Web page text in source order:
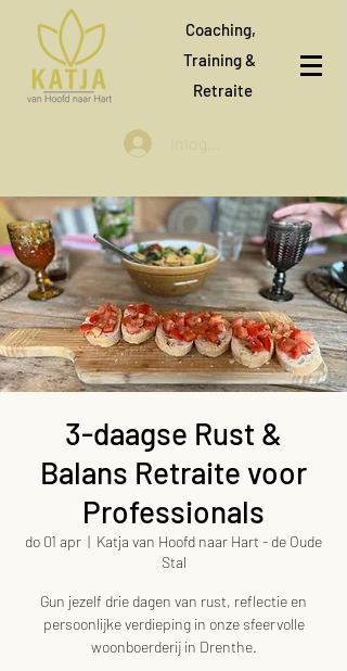
Coaching,
Training &
Retraite
Inloggen
3-daagse Rust &
Balans Retraite voor
Professionals
do 01 apr
  |
Katja van Hoofd naar Hart - de Oude
Stal
Gun jezelf drie dagen van rust, reflectie en
persoonlijke verdieping in onze sfeervolle
woonboerderij in Drenthe.